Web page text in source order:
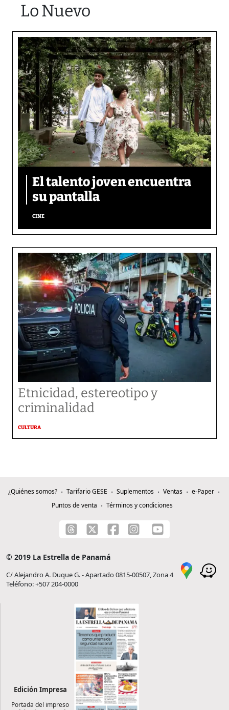
Lo Nuevo
El talento joven encuentra
su pantalla​
CINE
Etnicidad, estereotipo y
criminalidad
CULTURA
¿Quiénes somos? Tarifario GESE Suplementos Ventas
e-Paper
Puntos de venta
Términos y condiciones
© 2019 La Estrella de Panamá
C/ Alejandro A. Duque G. - Apartado 0815-00507, Zona 4
Teléfono: +507 204-0000
Edición Impresa
Portada del impreso